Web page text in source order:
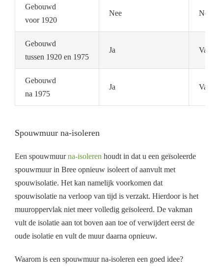
Gebouwd
voor 1920
Nee Nee
Gebouwd
tussen 1920 en 1975
Ja Vaak
Gebouwd
na 1975
Ja Vaak
Spouwmuur na-isoleren
Een spouwmuurna-isoleren houdt in dat u een geïsoleerde
spouwmuur in Bree opnieuw isoleert of aanvult met
spouwisolatie. Het kan namelijk voorkomen dat
spouwisolatie na verloop van tijd is verzakt. Hierdoor is het
muuroppervlak niet meer volledig geïsoleerd. De vakman
vult de isolatie aan tot boven aan toe of verwijdert eerst de
oude isolatie en vult de muur daarna opnieuw.
Waarom is een spouwmuur na-isoleren een goed idee?